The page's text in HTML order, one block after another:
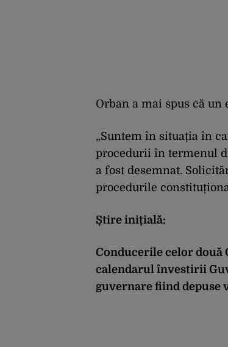
Orban a mai spus că un
„Suntem în situația în
procedurii în termenul
a fost desemnat.
procedurile
Știre inițială:
Conducerile celor două
calendarul învestirii
guvernare fiind depuse